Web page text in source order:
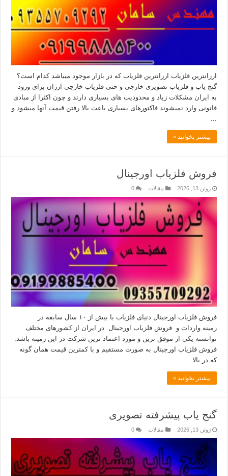
ارزانترین فلزیاب ارزانترین فلزیاب که در بازار موجود میباشد کدام است؟
گنج یاب و فلزیاب تصویری خارجی و حتی فلزیاب خارجی ارزان برای ورود
به ایران مشکلات زیاد و محدودیت های بسیاری دارند و چون اکثرا از مبادی
قانونی وارد نمیشوند فاکتورهای بسیاری باعث بالا رفتن قیمت آنها میشود و
…
بیشتر بخوانید »
فروش فلزیاب اورجینال
ژوئن 13, 2026 مقالات 0
فروش فلزیاب اورجینال دنیای فلزیاب با بیش از ۱۰ سال سابقه در
زمینه واردات و فروش فلزیاب اورجینال در ایران از کشورهای مختلف
توانسته یکی از موفق ترین و مورد اعتماد ترین شرکت در این زمینه باشد.
فروش فلزیاب اورجینال به صورت مستقیم و با کمترین قیمت همان گونه
که در بالا …
بیشتر بخوانید »
گنج یاب پیشرفته تصویری
ژوئن 13, 2026 مقالات 0